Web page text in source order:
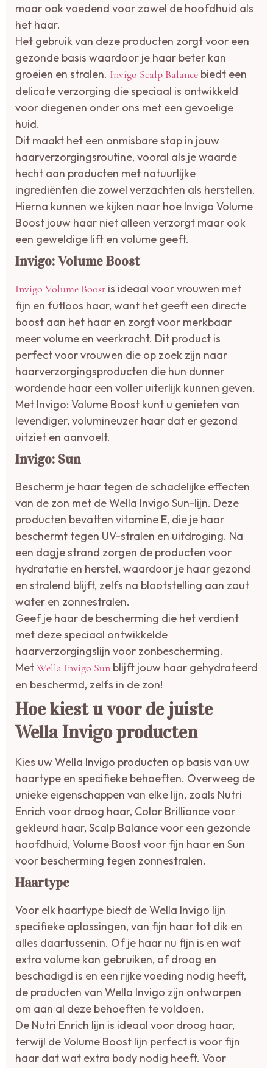
maar ook voedend voor zowel de hoofdhuid als
het haar.
Het gebruik van deze producten zorgt voor een
gezonde basis waardoor je haar beter kan
groeien en stralen. Invigo Scalp Balance biedt een
delicate verzorging die speciaal is ontwikkeld
voor diegenen onder ons met een gevoelige
huid.
Dit maakt het een onmisbare stap in jouw
haarverzorgingsroutine, vooral als je waarde
hecht aan producten met natuurlijke
ingrediënten die zowel verzachten als herstellen.
Hierna kunnen we kijken naar hoe Invigo Volume
Boost jouw haar niet alleen verzorgt maar ook
een geweldige lift en volume geeft.
Invigo: Volume Boost
Invigo Volume Boost is ideaal voor vrouwen met
fijn en futloos haar, want het geeft een directe
boost aan het haar en zorgt voor merkbaar
meer volume en veerkracht. Dit product is
perfect voor vrouwen die op zoek zijn naar
haarverzorgingsproducten die hun dunner
wordende haar een voller uiterlijk kunnen geven.
Met Invigo: Volume Boost kunt u genieten van
levendiger, volumineuzer haar dat er gezond
uitziet en aanvoelt.
Invigo: Sun
Bescherm je haar tegen de schadelijke effecten
van de zon met de Wella Invigo Sun-lijn. Deze
producten bevatten vitamine E, die je haar
beschermt tegen UV-stralen en uitdroging. Na
een dagje strand zorgen de producten voor
hydratatie en herstel, waardoor je haar gezond
en stralend blijft, zelfs na blootstelling aan zout
water en zonnestralen.
Geef je haar de bescherming die het verdient
met deze speciaal ontwikkelde
haarverzorgingslijn voor zonbescherming.
MetWella Invigo Sun blijft jouw haar gehydrateerd
en beschermd, zelfs in de zon!
Hoe kiest u voor de juiste
Wella Invigo producten
Kies uw Wella Invigo producten op basis van uw
haartype en specifieke behoeften. Overweeg de
unieke eigenschappen van elke lijn, zoals Nutri
Enrich voor droog haar, Color Brilliance voor
gekleurd haar, Scalp Balance voor een gezonde
hoofdhuid, Volume Boost voor fijn haar en Sun
voor bescherming tegen zonnestralen.
Haartype
Voor elk haartype biedt de Wella Invigo lijn
specifieke oplossingen, van fijn haar tot dik en
alles daartussenin. Of je haar nu fijn is en wat
extra volume kan gebruiken, of droog en
beschadigd is en een rijke voeding nodig heeft,
de producten van Wella Invigo zijn ontworpen
om aan al deze behoeften te voldoen.
De Nutri Enrich lijn is ideaal voor droog haar,
terwijl de Volume Boost lijn perfect is voor fijn
haar dat wat extra body nodig heeft. Voor